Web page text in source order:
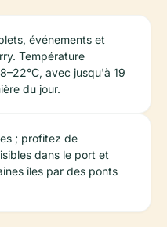
événements et
Température
avec jusqu'à 19
du jour.
; profitez de
dans le port et
îles par des ponts